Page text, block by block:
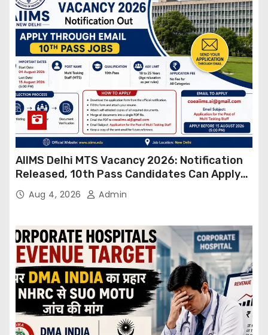
AIIMS Delhi MTS Vacancy 2026: Notification
Released, 10th Pass Candidates Can Apply
Through Email
Aug 4, 2026 Admin